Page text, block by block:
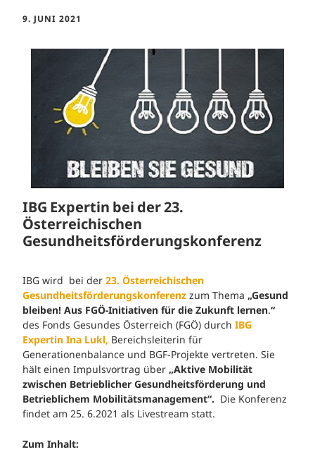
9. JUNI 2021
IBG Expertin bei der 23.
Österreichischen
Gesundheitsförderungskonferenz
IBG wird bei der 23. Österreichischen
Gesundheitsförderungskonferenz zum Thema „Gesund
bleiben! Aus FGÖ-Initiativen für die Zukunft lernen.“
des Fonds Gesundes Österreich (FGÖ) durch IBG
Expertin Ina Lukl, Bereichsleiterin für
Generationenbalance und BGF-Projekte vertreten. Sie
hält einen Impulsvortrag über „Aktive Mobilität
zwischen Betrieblicher Gesundheitsförderung und
Betrieblichem Mobilitätsmanagement“. Die Konferenz
findet am 25. 6.2021 als Livestream statt.
Zum Inhalt: